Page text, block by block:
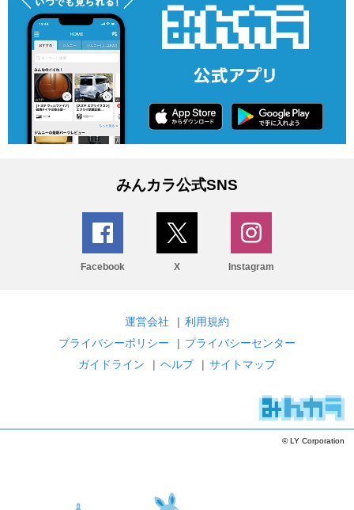
みんカラ公式SNS
Facebook X Instagram
運営会社 | 利用規約
プライバシーポリシー
| プライバシーセンター
ガイドライン
| ヘルプ | サイトマップ
© LY Corporation